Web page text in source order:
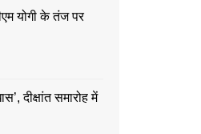
योगी के तंज पर
दीक्षांत समारोह में